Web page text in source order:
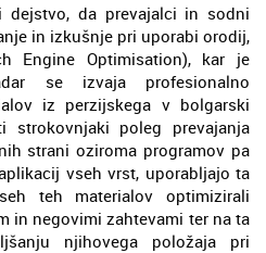
dejstvo, da prevajalci in sodni
in izkušnje pri uporabi orodij,
Engine Optimisation), kar je
se izvaja profesionalno
iz perzijskega v bolgarski
strokovnjaki poleg prevajanja
strani oziroma programov pa
vseh vrst, uporabljajo ta
teh materialov optimizirali
in negovimi zahtevami ter na ta
njihovega položaja pri